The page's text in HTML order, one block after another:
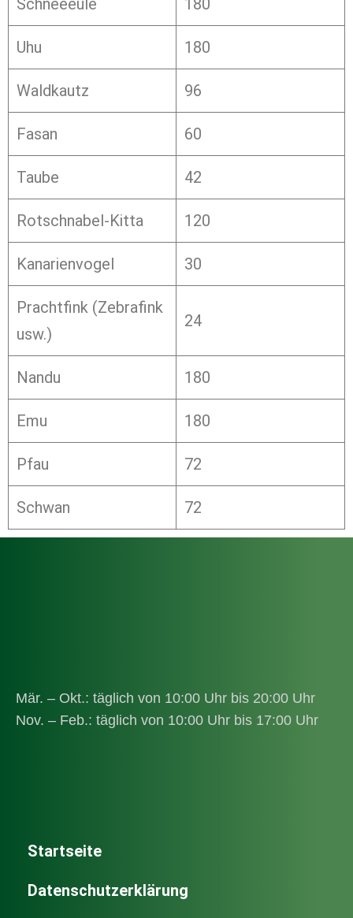
Schneeeule 180
Uhu 180
Waldkautz 96
Fasan 60
Taube 42
Rotschnabel-Kitta 120
Kanarienvogel 30
Prachtfink (Zebrafink
usw.)
24
Nandu 180
Emu 180
Pfau 72
Schwan 72
Mär. – Okt.: täglich von 10:00 Uhr bis 20:00 Uhr
Nov. – Feb.: täglich von 10:00 Uhr bis 17:00 Uhr
Startseite
Datenschutzerklärung